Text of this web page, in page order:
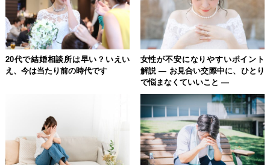
20代で結婚相談所は早い？いえい
え、今は当たり前の時代です
女性が不安になりやすいポイント
解説 ― お見合い交際中に、ひとり
で悩まなくていいこと ―